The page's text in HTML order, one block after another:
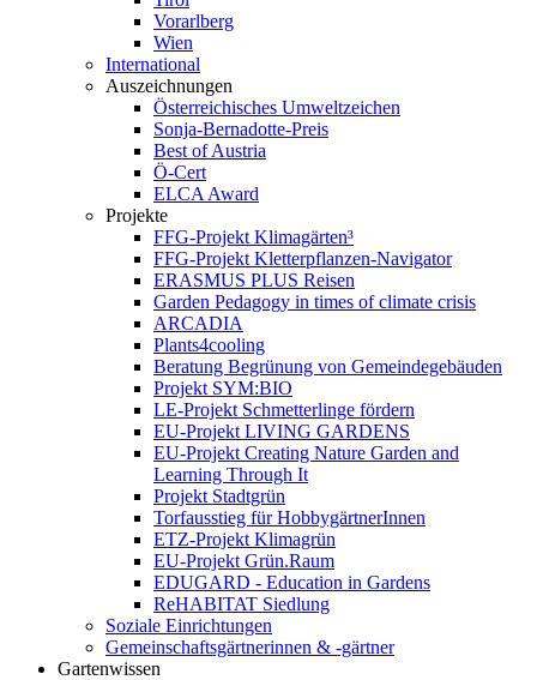
Vorarlberg
Wien
International
Auszeichnungen
Österreichisches Umweltzeichen
Sonja-Bernadotte-Preis
Best of Austria
Ö-Cert
ELCA Award
Projekte
FFG-Projekt Klimagärten³
FFG-Projekt Kletterpflanzen-Navigator
ERASMUS PLUS Reisen
Garden Pedagogy in times of climate crisis
ARCADIA
Plants4cooling
Beratung Begrünung von Gemeindegebäuden
Projekt SYM:BIO
LE-Projekt Schmetterlinge fördern
EU-Projekt LIVING GARDENS
EU-Projekt Creating Nature Garden and
Learning Through It
Projekt Stadtgrün
Torfausstieg für HobbygärtnerInnen
ETZ-Projekt Klimagrün
EU-Projekt Grün.Raum
EDUGARD - Education in Gardens
ReHABITAT Siedlung
Soziale Einrichtungen
Gemeinschaftsgärtnerinnen & -gärtner
Gartenwissen